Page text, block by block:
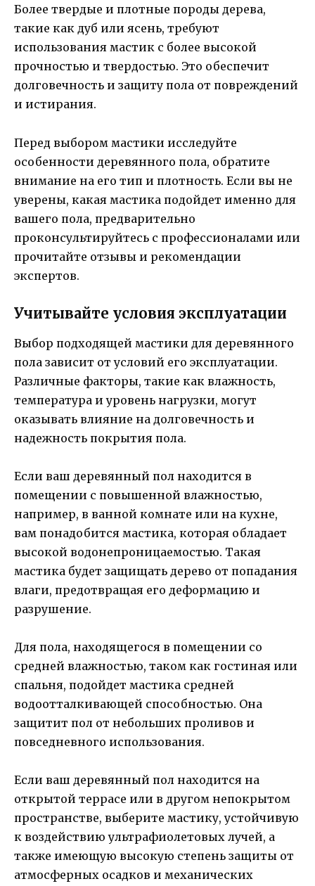
Более твердые и плотные породы дерева,
такие как дуб или ясень, требуют
использования мастик с более высокой
прочностью и твердостью. Это обеспечит
долговечность и защиту пола от повреждений
и истирания.
Перед выбором мастики исследуйте
особенности деревянного пола, обратите
внимание на его тип и плотность. Если вы не
уверены, какая мастика подойдет именно для
вашего пола, предварительно
проконсультируйтесь с профессионалами или
прочитайте отзывы и рекомендации
экспертов.
Учитывайте условия эксплуатации
Выбор подходящей мастики для деревянного
пола зависит от условий его эксплуатации.
Различные факторы, такие как влажность,
температура и уровень нагрузки, могут
оказывать влияние на долговечность и
надежность покрытия пола.
Если ваш деревянный пол находится в
помещении с повышенной влажностью,
например, в ванной комнате или на кухне,
вам понадобится мастика, которая обладает
высокой водонепроницаемостью. Такая
мастика будет защищать дерево от попадания
влаги, предотвращая его деформацию и
разрушение.
Для пола, находящегося в помещении со
средней влажностью, таком как гостиная или
спальня, подойдет мастика средней
водоотталкивающей способностью. Она
защитит пол от небольших проливов и
повседневного использования.
Если ваш деревянный пол находится на
открытой террасе или в другом непокрытом
пространстве, выберите мастику, устойчивую
к воздействию ультрафиолетовых лучей, а
также имеющую высокую степень защиты от
атмосферных осадков и механических